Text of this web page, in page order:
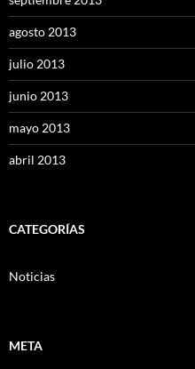
agosto 2013
julio 2013
junio 2013
mayo 2013
abril 2013
CATEGORÍAS
Noticias
META